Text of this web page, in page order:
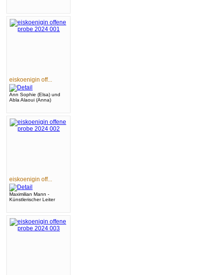
eiskoenigin off...
Ann Sophie (Elsa) und
Abla Alaoui (Anna)
eiskoenigin off...
Maximilian Mann -
Künstlerischer Leiter